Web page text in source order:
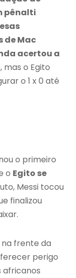
pênalti
de Mac
acertou a
, mas o Egito
o 1 x 0 até
o primeiro
o Egito se
Messi tocou
finalizou
frente da
perigo
africanos